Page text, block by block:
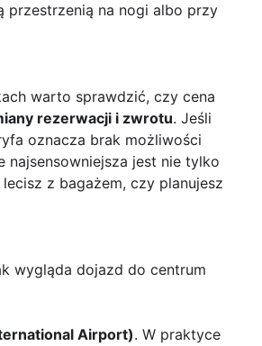
przestrzenią na nogi albo przy
warto sprawdzić, czy cena
rezerwacji i zwrotu. Jeśli
oznacza brak możliwości
jest nie tylko
z bagażem, czy planujesz
wygląda dojazd do centrum
Airport). W praktyce